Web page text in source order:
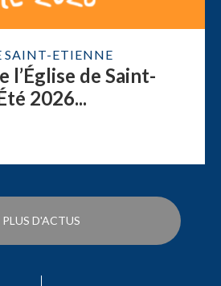
SAINT-ETIENNE
l’Église de Saint-
2026...
PLUS D'ACTUS